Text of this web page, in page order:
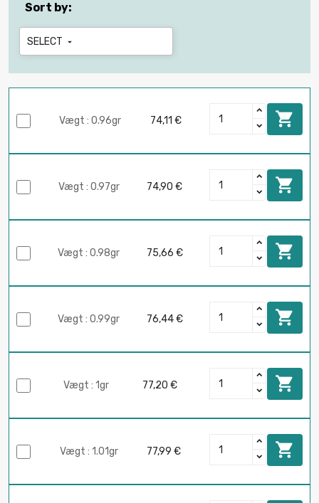
Sort by:
SELECT 
Vægt : 0.96gr 74,11 € 
Vægt : 0.97gr 74,90 € 
Vægt : 0.98gr 75,66 € 
Vægt : 0.99gr 76,44 € 
Vægt : 1gr 77,20 € 
Vægt : 1.01gr 77,99 € 